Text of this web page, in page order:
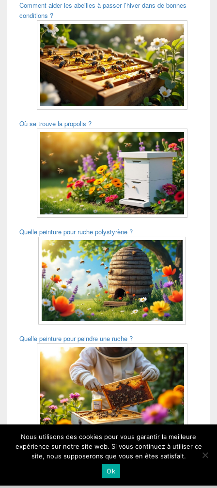
Comment aider les abeilles à passer l’hiver dans de bonnes
conditions ?
Où se trouve la propolis ?
Quelle peinture pour ruche polystyrène ?
Quelle peinture pour peindre une ruche ?
Quand donner de l Apifonda ?
Chez Maya dans le Cantou - Copyright © 2026 - Tous droits réservés.
Nous utilisons des cookies pour vous garantir la meilleure
expérience sur notre site web. Si vous continuez à utiliser ce
site, nous supposerons que vous en êtes satisfait.
Ok